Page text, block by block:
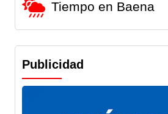
Tiempo en Baena
Publicidad